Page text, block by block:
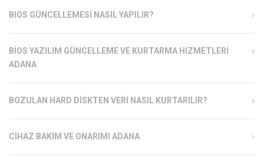
BIOS GÜNCELLEMESI NASIL YAPILIR?
BIOS YAZILIM GÜNCELLEME VE KURTARMA HIZMETLERI
ADANA
BOZULAN HARD DISKTEN VERI NASIL KURTARILIR?
CIHAZ BAKIM VE ONARIMI ADANA